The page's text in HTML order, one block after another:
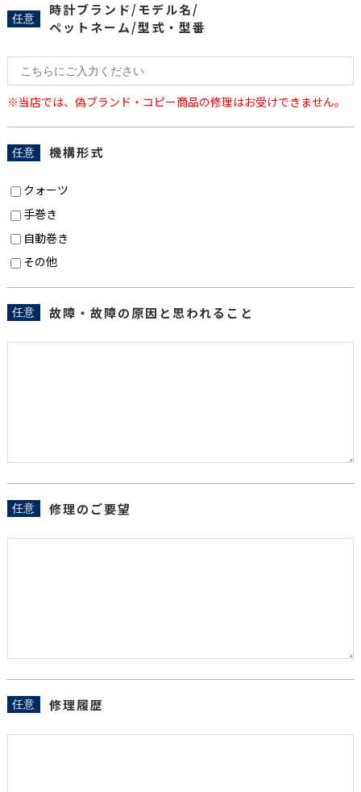
任意
時計ブランド/モデル名/
ペットネーム/型式・型番
※当店では、偽ブランド・コピー商品の修理はお受けできません。
任意 機構形式
クォーツ
手巻き
自動巻き
その他
任意 故障・故障の原因と思われること
任意 修理のご要望
任意 修理履歴